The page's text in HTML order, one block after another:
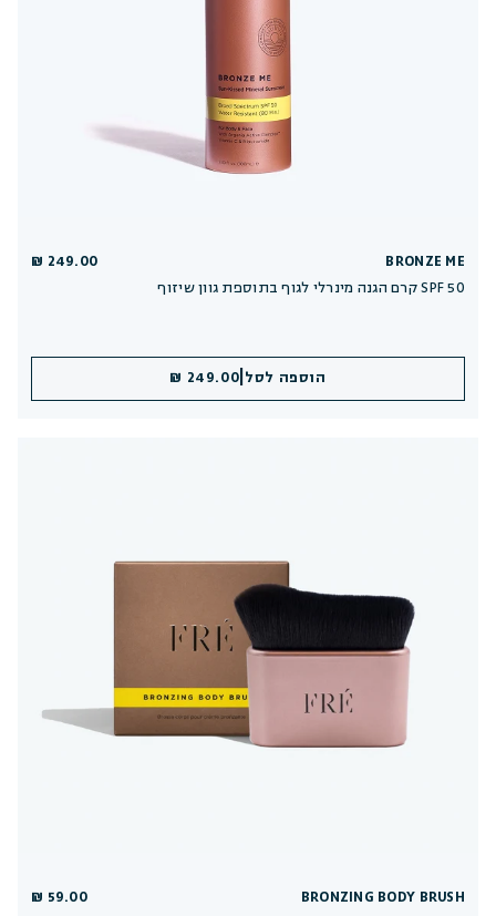
BRONZE ME
קרם הגנה מינרלי לגוף בתוספת גוון שיזוף SPF 50
249.00 ₪
הוספה לסל 249.00 ₪
BRONZING BODY BRUSH
59.00 ₪